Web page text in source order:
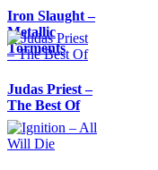
Iron Slaught –
Metallic
Torments
Judas Priest –
The Best Of